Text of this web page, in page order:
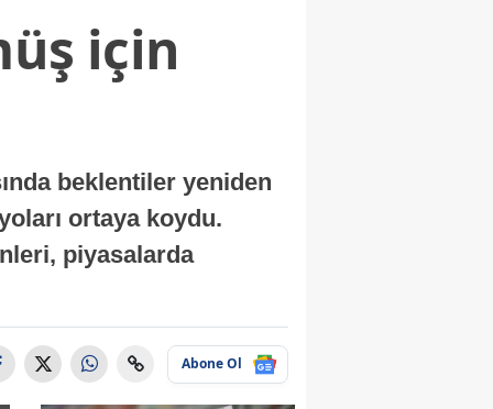
için
beklentiler yeniden
ortaya koydu.
piyasalarda
Abone Ol